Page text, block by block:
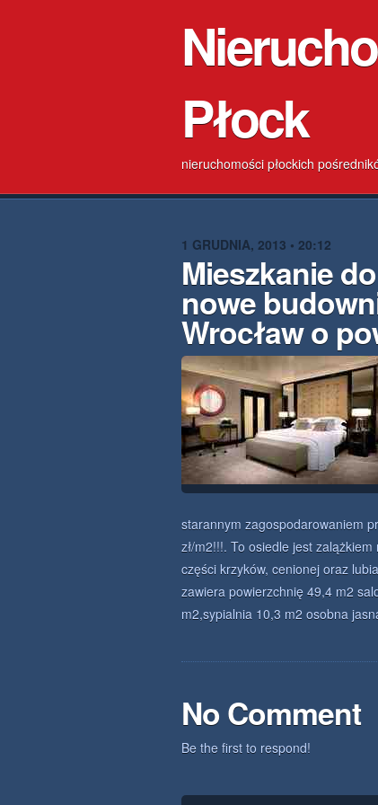
Płock
nieruchomości płockich
1 GRUDNIA, 2013 • 20:12
Mieszkanie
nowe
Wrocław o
starannym zagospodarowaniem
zł/m2!!!. To osiedle jest
części krzyków, cenionej oraz
zawiera powierzchnię 49,4 m2
m2,sypialnia 10,3 m2 osobna
No Comment
Be the first to respond!